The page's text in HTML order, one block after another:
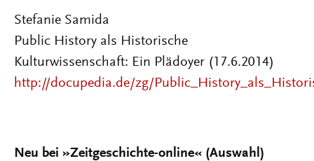
Stefanie Samida
Public History als Historische
Kulturwissenschaft: Ein Plädoyer (17.6.2014)
http://docupedia.de/zg/
Neu bei »Zeitgeschichte-online« (Auswahl)